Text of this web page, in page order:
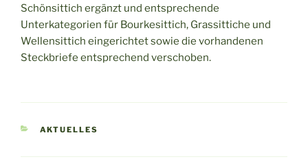
Schönsittich ergänzt und entsprechende
Unterkategorien für Bourkesittich, Grassittiche und
Wellensittich eingerichtet sowie die vorhandenen
Steckbriefe entsprechend verschoben.
KATEGORIEN
AKTUELLES